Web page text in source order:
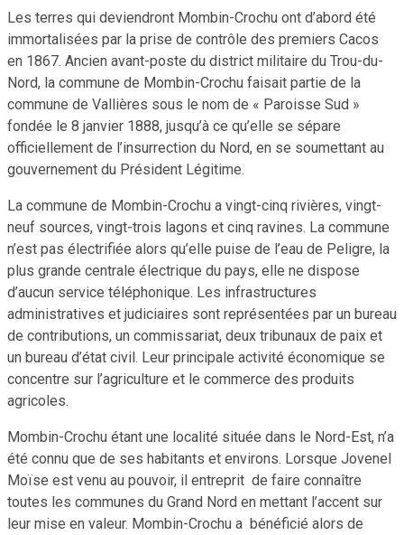
Les terres qui deviendront Mombin-Crochu ont d’abord été
immortalisées par la prise de contrôle des premiers Cacos
en 1867. Ancien avant-poste du district militaire du Trou-du-
Nord, la commune de Mombin-Crochu faisait partie de la
commune de Vallières sous le nom de « Paroisse Sud »
fondée le 8 janvier 1888, jusqu’à ce qu’elle se sépare
officiellement de l’insurrection du Nord, en se soumettant au
gouvernement du Président Légitime.
La commune de Mombin-Crochu a vingt-cinq rivières, vingt-
neuf sources, vingt-trois lagons et cinq ravines. La commune
n’est pas électrifiée alors qu’elle puise de l’eau de Peligre, la
plus grande centrale électrique du pays, elle ne dispose
d’aucun service téléphonique. Les infrastructures
administratives et judiciaires sont représentées par un bureau
de contributions, un commissariat, deux tribunaux de paix et
un bureau d’état civil. Leur principale activité économique se
concentre sur l’agriculture et le commerce des produits
agricoles.
Mombin-Crochu étant une localité située dans le Nord-Est, n’a
été connu que de ses habitants et environs. Lorsque Jovenel
Moïse est venu au pouvoir, il entreprit de faire connaître
toutes les communes du Grand Nord en mettant l’accent sur
leur mise en valeur. Mombin-Crochu a bénéficié alors de